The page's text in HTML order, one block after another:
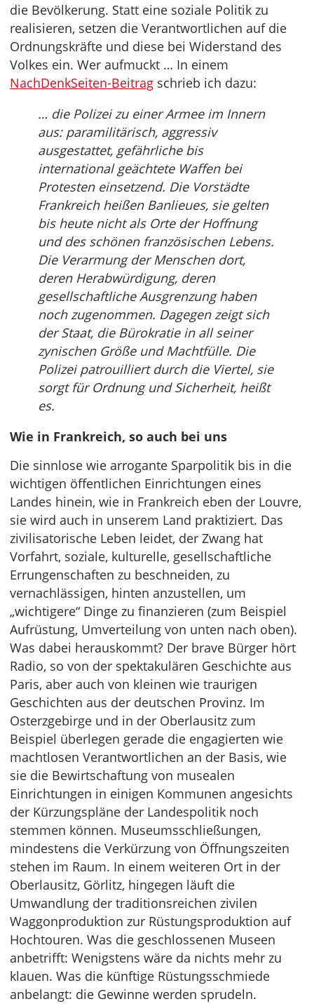
die Bevölkerung. Statt eine soziale Politik zu
realisieren, setzen die Verantwortlichen auf die
Ordnungskräfte und diese bei Widerstand des
Volkes ein. Wer aufmuckt … In einem
NachDenkSeiten-Beitrag schrieb ich dazu:
… die Polizei zu einer Armee im Innern
aus: paramilitärisch, aggressiv
ausgestattet, gefährliche bis
international geächtete Waffen bei
Protesten einsetzend. Die Vorstädte
Frankreich heißen Banlieues, sie gelten
bis heute nicht als Orte der Hoffnung
und des schönen französischen Lebens.
Die Verarmung der Menschen dort,
deren Herabwürdigung, deren
gesellschaftliche Ausgrenzung haben
noch zugenommen. Dagegen zeigt sich
der Staat, die Bürokratie in all seiner
zynischen Größe und Machtfülle. Die
Polizei patrouilliert durch die Viertel, sie
sorgt für Ordnung und Sicherheit, heißt
es.
Wie in Frankreich, so auch bei uns
Die sinnlose wie arrogante Sparpolitik bis in die
wichtigen öffentlichen Einrichtungen eines
Landes hinein, wie in Frankreich eben der Louvre,
sie wird auch in unserem Land praktiziert. Das
zivilisatorische Leben leidet, der Zwang hat
Vorfahrt, soziale, kulturelle, gesellschaftliche
Errungenschaften zu beschneiden, zu
vernachlässigen, hinten anzustellen, um
„wichtigere“ Dinge zu finanzieren (zum Beispiel
Aufrüstung, Umverteilung von unten nach oben).
Was dabei herauskommt? Der brave Bürger hört
Radio, so von der spektakulären Geschichte aus
Paris, aber auch von kleinen wie traurigen
Geschichten aus der deutschen Provinz. Im
Osterzgebirge und in der Oberlausitz zum
Beispiel überlegen gerade die engagierten wie
machtlosen Verantwortlichen an der Basis, wie
sie die Bewirtschaftung von musealen
Einrichtungen in einigen Kommunen angesichts
der Kürzungspläne der Landespolitik noch
stemmen können. Museumsschließungen,
mindestens die Verkürzung von Öffnungszeiten
stehen im Raum. In einem weiteren Ort in der
Oberlausitz, Görlitz, hingegen läuft die
Umwandlung der traditionsreichen zivilen
Waggonproduktion zur Rüstungsproduktion auf
Hochtouren. Was die geschlossenen Museen
anbetrifft: Wenigstens wäre da nichts mehr zu
klauen. Was die künftige Rüstungsschmiede
anbelangt: die Gewinne werden sprudeln.